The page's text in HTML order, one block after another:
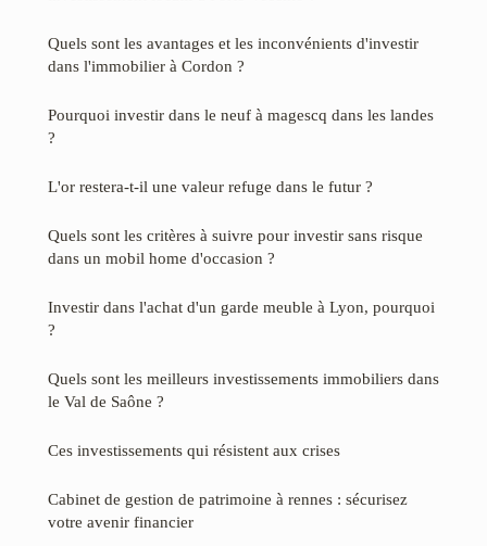
Quels sont les avantages et les inconvénients d'investir
dans l'immobilier à Cordon ?
Pourquoi investir dans le neuf à magescq dans les landes
?
L'or restera-t-il une valeur refuge dans le futur ?
Quels sont les critères à suivre pour investir sans risque
dans un mobil home d'occasion ?
Investir dans l'achat d'un garde meuble à Lyon, pourquoi
?
Quels sont les meilleurs investissements immobiliers dans
le Val de Saône ?
Ces investissements qui résistent aux crises
Cabinet de gestion de patrimoine à rennes : sécurisez
votre avenir financier